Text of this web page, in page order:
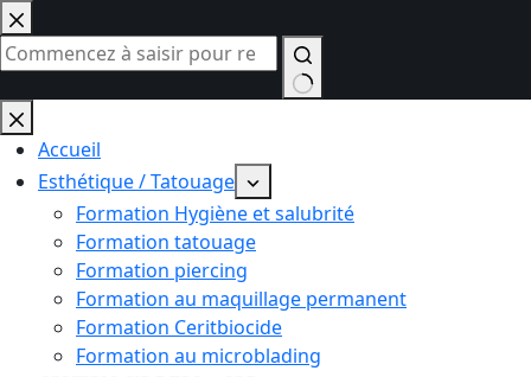
Passer
au
contenu
Aucun
résultatAccueil
Esthétique / Tatouage
Formation Hygiène et salubrité
Formation tatouage
Formation piercing
Formation au maquillage permanent
Formation Ceritbiocide
Formation au microblading